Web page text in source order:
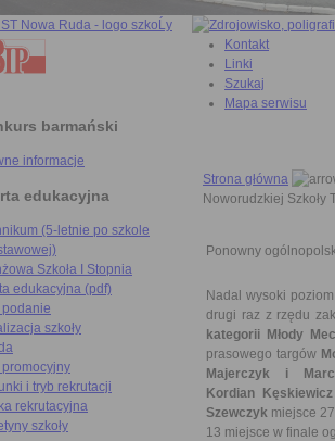
barmański
informacje
edukacyjna
(5-letnie po szkole
Szkoła I Stopnia
edukacyjna (pdf)
podanie
szkoły
promocyjny
i tryb rekrutacji
rekrutacyjna
szkoły
Kontakt
Linki
Szukaj
Mapa serwisu
Strona główna
Noworudzkiej Szkoły
Ponowny
Nadal wysoki
drugi raz z rzędu
kategorii Młody
prasowego targów
Majerczyk i
Kordian Kęskiewicz
Szewczyk miejsce
13 miejsce w finale